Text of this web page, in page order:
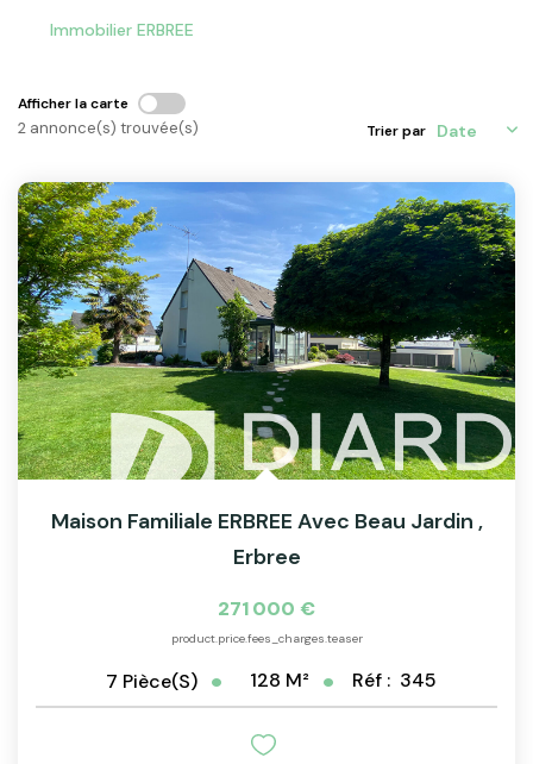
Immobilier ERBREE
Afficher la carte
2 annonce(s) trouvée(s) Trier par
Maison Familiale ERBREE Avec Beau Jardin ,
Erbree
271 000 €
product.price.fees_charges.teaser
7 Pièce(s) 128 M² Réf : 345